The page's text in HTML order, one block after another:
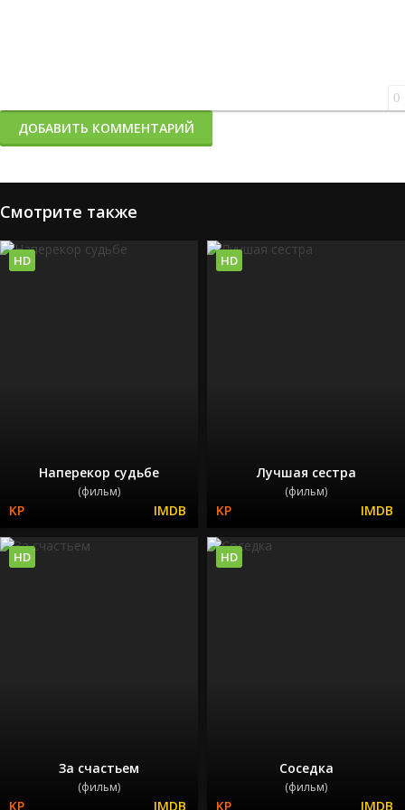
0
ДОБАВИТЬ КОММЕНТАРИЙ
Смотрите также
Наперекор судьбе
(фильм)
HD
Лучшая сестра
(фильм)
HD
За счастьем
(фильм)
HD
Соседка
(фильм)
HD